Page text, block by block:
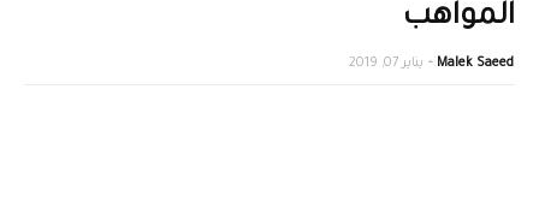
المواهب
Malek Saeed يناير 07, 2019